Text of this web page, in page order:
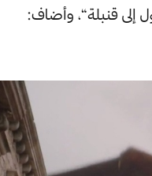
إلى قنبلة“، وأضاف: